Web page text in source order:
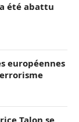
été abattu
européennes